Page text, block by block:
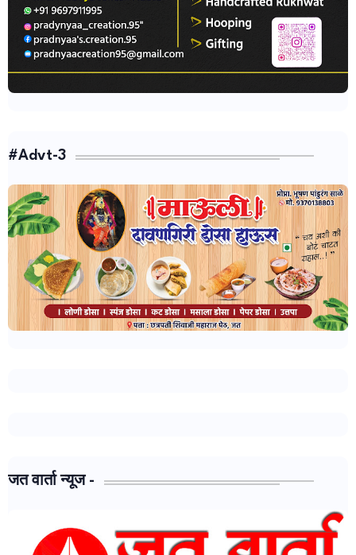
#Advt-3
जत वार्ता न्यूज -